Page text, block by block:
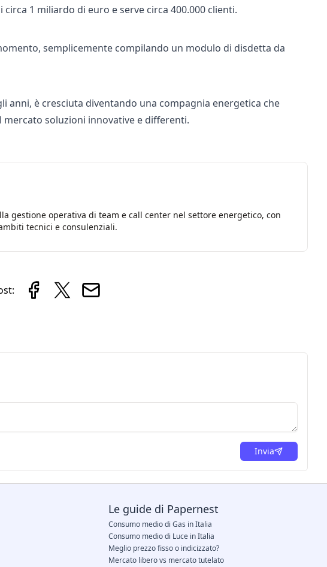
1 miliardo di euro e serve circa 400.000 clienti.
semplicemente compilando un modulo di disdetta da
anni, è cresciuta diventando una compagnia energetica che
soluzioni innovative e differenti.
gestione operativa di team e call center nel settore energetico, con
tecnici e consulenziali.
Invia
Le guide di Papernest
Consumo medio di Gas in Italia
Consumo medio di Luce in Italia
Meglio prezzo fisso o indicizzato?
Mercato libero vs mercato tutelato